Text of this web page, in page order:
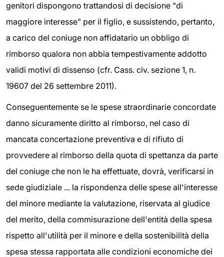
genitori dispongono trattandosi di decisione "di
maggiore interesse" per il figlio, e sussistendo, pertanto,
a carico del coniuge non affidatario un obbligo di
rimborso qualora non abbia tempestivamente addotto
validi motivi di dissenso (cfr. Cass. civ. sezione 1, n.
19607 del 26 settembre 2011).
Conseguentemente se le spese straordinarie concordate
danno sicuramente diritto al rimborso, nel caso di
mancata concertazione preventiva e di rifiuto di
provvedere al rimborso della quota di spettanza da parte
del coniuge che non le ha effettuate, dovrà, verificarsi in
sede giudiziale ... la rispondenza delle spese all'interesse
del minore mediante la valutazione, riservata al giudice
del merito, della commisurazione dell'entità della spesa
rispetto all'utilità per il minore e della sostenibilità della
spesa stessa rapportata alle condizioni economiche dei